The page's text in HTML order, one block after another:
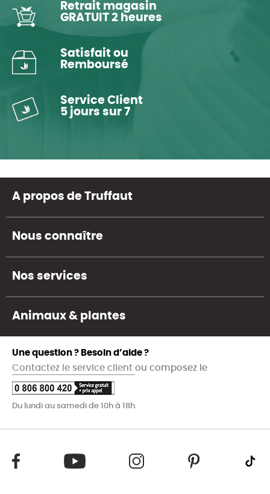
Retrait magasin
GRATUIT 2 heures
Satisfait ou
Remboursé
Service Client
5 jours sur 7
A propos de Truffaut
Nous connaître
Nos services
Animaux & plantes
Une question ? Besoin d’aide ?
Contactez le service client ou composez le
Du lundi au samedi de 10h à 18h.